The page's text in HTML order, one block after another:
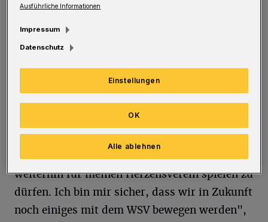
D er 32 Jahre alte Offensivspieler kam im
Winter 2021/22 von Fortuna Düsseldorf,
wohin er 2019 nach drei Jahren beim WSV
In der laufenden Saison kommt Hagemann auf
29 Einsätze mit neun Toren und sieben
Vorbereitungen. „Ich bin sehr glücklich,
weiterhin für meinen Herzensverein spielen zu
dürfen. Ich bin mir sicher, dass wir in Zukunft
noch einiges mit dem WSV bewegen werden",
Ausführliche Informationen
Impressum
Datenschutz
Einstellungen
Alle ablehnen
OK